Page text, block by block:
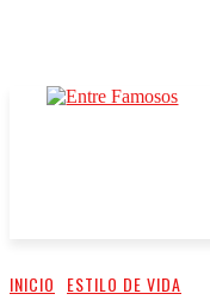
INICIO ESTILO DE VIDA